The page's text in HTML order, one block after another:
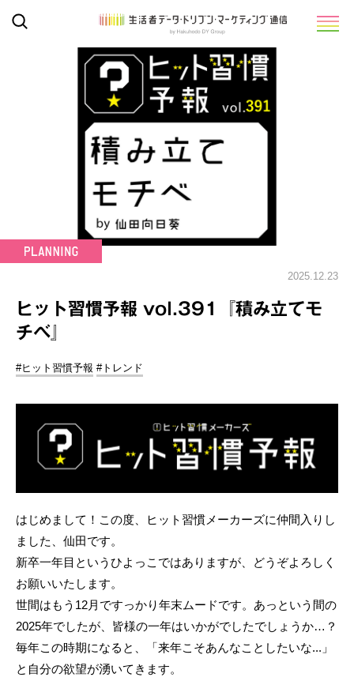
2025.12.23
ヒット習慣予報 vol.391『積み立てモ
チベ』
#ヒット習慣予報 #トレンド
はじめまして！この度、ヒット習慣メーカーズに仲間入りし
ました、仙田です。
新卒一年目というひよっこではありますが、どうぞよろしく
お願いいたします。
世間はもう12月ですっかり年末ムードです。あっという間の
2025年でしたが、皆様の一年はいかがでしたでしょうか…？
毎年この時期になると、「来年こそあんなことしたいな...」
と自分の欲望が湧いてきます。